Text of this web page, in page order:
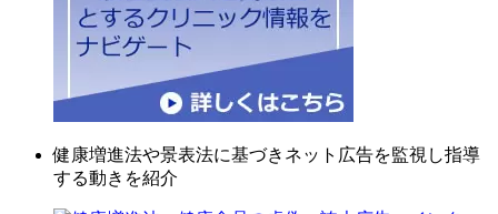
健康増進法や景表法に基づきネット広告を監視し指導
する動きを紹介